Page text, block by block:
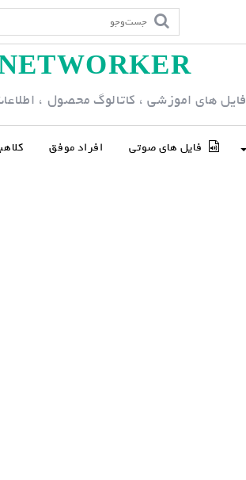
فایل های اموزشی ، کاتالوگ محصول ،
فایل های صوتی افراد موفق